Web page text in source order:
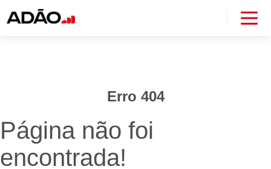
Erro 404
Página não foi
encontrada!